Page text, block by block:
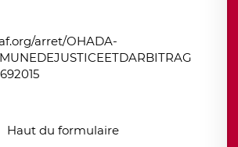
arret/OHADA-
Haut du formulaire